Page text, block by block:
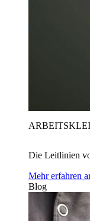
Die Leitlinien
Mehr erfahren
Blog